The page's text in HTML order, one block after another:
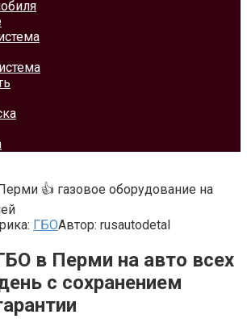
👍 газовое оборудование на
ГБОАвтор: rusautodetal
в Перми на авто всех
с сохранением